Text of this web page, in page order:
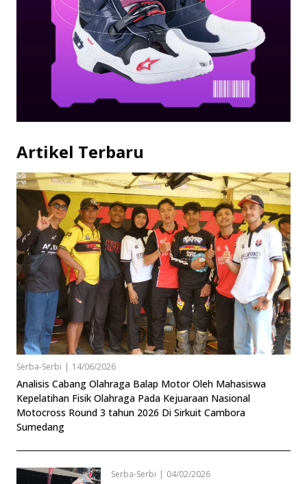
Artikel Terbaru
Serba-Serbi | 14/06/2026
Analisis Cabang Olahraga Balap Motor Oleh Mahasiswa
Kepelatihan Fisik Olahraga Pada Kejuaraan Nasional
Motocross Round 3 tahun 2026 Di Sirkuit Cambora
Sumedang
Serba-Serbi | 04/02/2026